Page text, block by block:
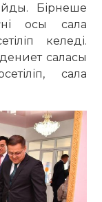
Бірнеше
осы сала
келеді.
саласы
сала